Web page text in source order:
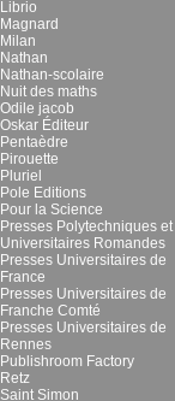
Librio
Magnard
Milan
Nathan
Nathan-scolaire
Nuit des maths
Odile jacob
Oskar Éditeur
Pentaèdre
Pirouette
Pluriel
Pole Editions
Pour la Science
Presses Polytechniques et
Universitaires Romandes
Presses Universitaires de
France
Presses Universitaires de
Franche Comté
Presses Universitaires de
Rennes
Publishroom Factory
Retz
Saint Simon